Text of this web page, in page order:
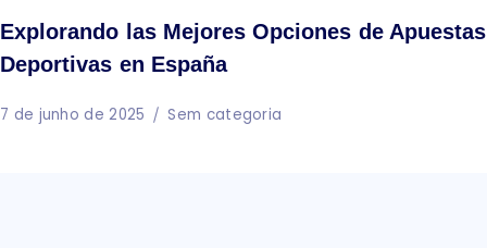
Explorando las Mejores Opciones de Apuestas
Deportivas en España
7 de junho de 2025 Sem categoria